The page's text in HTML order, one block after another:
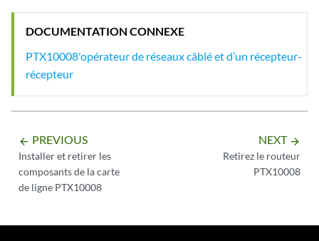
DOCUMENTATION CONNEXE
PTX10008'opérateur de réseaux câblé et d’un récepteur-
récepteur
arrow_backward PREVIOUS
Installer et retirer les
composants de la carte
de ligne PTX10008
NEXT arrow_forward
Retirez le routeur
PTX10008